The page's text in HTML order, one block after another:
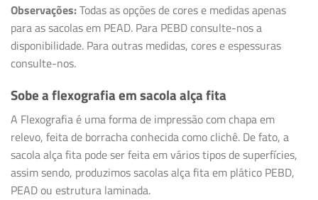
Observações:Todas as opções de cores e medidas apenas
para as sacolas em PEAD. Para PEBD consulte-nos a
disponibilidade. Para outras medidas, cores e espessuras
consulte-nos.
Sobe a flexografia em sacola alça fita
A Flexografia é uma forma de impressão com chapa em
relevo, feita de borracha conhecida como clichê. De fato, a
sacola alça fita pode ser feita em vários tipos de superfícies,
assim sendo, produzimos sacolas alça fita em plático PEBD,
PEAD ou estrutura laminada.